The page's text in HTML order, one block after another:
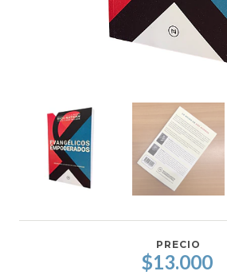
PRECIO
$13.000